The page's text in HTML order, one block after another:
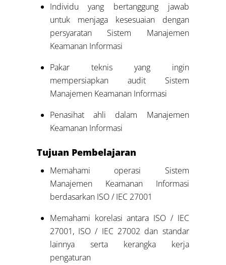
Individu yang bertanggung jawab
untuk menjaga kesesuaian dengan
persyaratan Sistem Manajemen
Keamanan Informasi
Pakar teknis yang ingin
mempersiapkan audit Sistem
Manajemen Keamanan Informasi
Penasihat ahli dalam Manajemen
Keamanan Informasi
Tujuan Pembelajaran
Memahami operasi Sistem
Manajemen Keamanan Informasi
berdasarkan ISO / IEC 27001
Memahami korelasi antara ISO / IEC
27001, ISO / IEC 27002 dan standar
lainnya serta kerangka kerja
pengaturan